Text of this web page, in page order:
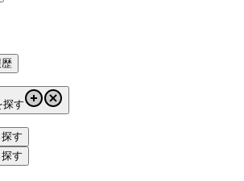
探す
す
す